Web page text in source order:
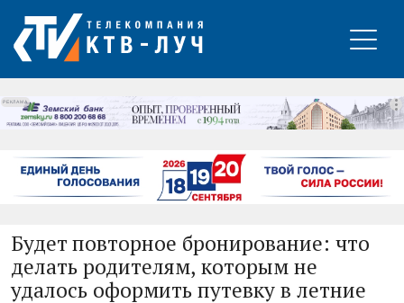
РЕКЛАМА
Будет повторное бронирование: что
делать родителям, которым не
удалось оформить путевку в летние